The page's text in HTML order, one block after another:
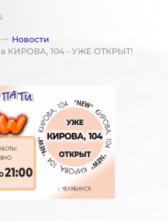
Новости
КИРОВА, 104 - УЖЕ ОТКРЫТ!